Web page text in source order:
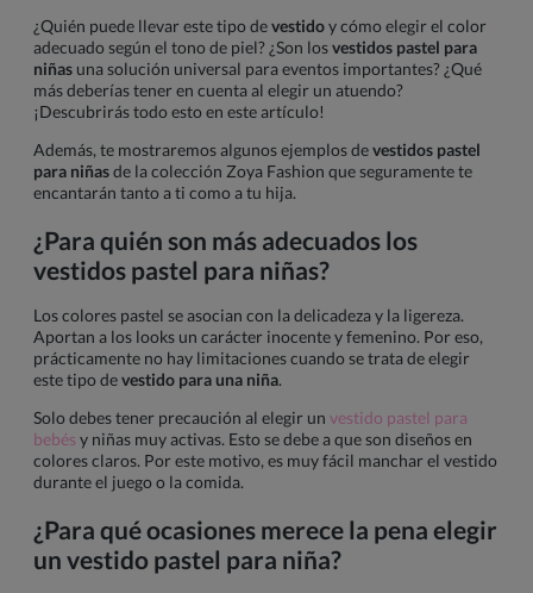
¿Quién puede llevar este tipo devestidoy cómo elegir el color
adecuado según el tono de piel? ¿Son losvestidos pastel para
niñas una solución universal para eventos importantes? ¿Qué
más deberías tener en cuenta al elegir un atuendo?
¡Descubrirás todo esto en este artículo!
Además, te mostraremos algunos ejemplos devestidos pastel
para niñasde la colección Zoya Fashion que seguramente te
encantarán tanto a ti como a tu hija.
¿Para quién son más adecuados los
vestidos pastel para niñas?
Los colores pastel se asocian con la delicadeza y la ligereza.
Aportan a los looks un carácter inocente y femenino. Por eso,
prácticamente no hay limitaciones cuando se trata de elegir
este tipo devestido para una niña.
Solo debes tener precaución al elegir un vestido pastel para
bebés y niñas muy activas. Esto se debe a que son diseños en
colores claros. Por este motivo, es muy fácil manchar el vestido
durante el juego o la comida.
¿Para qué ocasiones merece la pena elegir
un vestido pastel para niña?